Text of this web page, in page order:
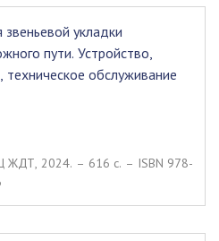
укладки
пути. Устройство,
техническое обслуживание
ЖДТ, 2024. – 616 c. – ISBN 978-